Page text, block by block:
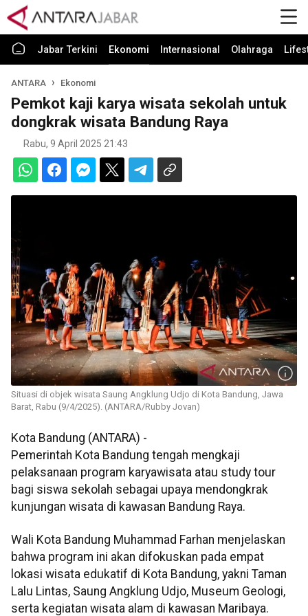
Jabar Terkini Ekonomi Internasional Olahraga
ANTARA Ekonomi
Pemkot kaji karya wisata sekolah untuk
dongkrak wisata Bandung Raya
Rabu, 9 April 2025 21:43
Situasi di objek wisata Saung Angklung Udjo di Kota Bandung, Jawa
Barat, Rabu (9/4/2025). (ANTARA/Rubby Jovan)
Kota Bandung (ANTARA) -
Pemerintah Kota Bandung tengah mengkaji
pelaksanaan program karyawisata atau study tour
bagi siswa sekolah sebagai upaya mendongkrak
kunjungan wisata di kawasan Bandung Raya.
Wali Kota Bandung Muhammad Farhan menjelaskan
bahwa program ini akan difokuskan pada empat
lokasi wisata edukatif di Kota Bandung, yakni Taman
Lalu Lintas, Saung Angklung Udjo, Museum Geologi,
serta kegiatan wisata alam di kawasan Maribaya.